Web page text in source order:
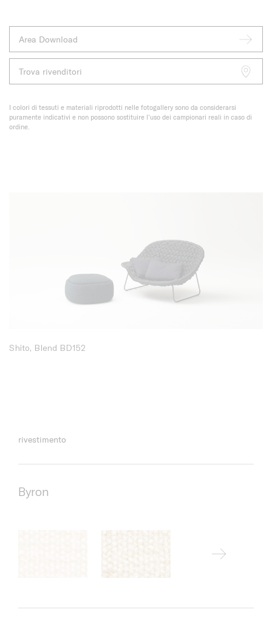
Area Download
Trova rivenditori
I colori di tessuti e materiali riprodotti nelle fotogallery sono da considerarsi
puramente indicativi e non possono sostituire l’uso dei campionari reali in caso di
ordine.
Shito, Blend BD152
rivestimento
Byron